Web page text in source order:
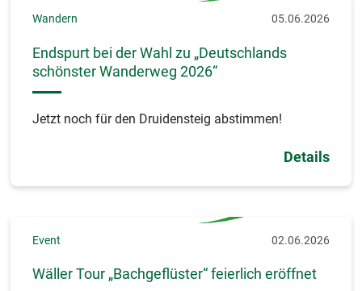
Wandern 05.06.2026
Endspurt bei der Wahl zu „Deutschlands
schönster Wanderweg 2026“
Jetzt noch für den Druidensteig abstimmen!
Details
Event 02.06.2026
Wäller Tour „Bachgeflüster“ feierlich eröffnet